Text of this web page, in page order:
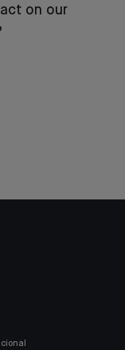
on our